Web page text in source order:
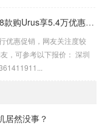
上，买MPV追求的就是威尔Urus 全部在售 2023款 2022款 2021款 2018款购Urus享5.4万优惠 欢迎到店试驾
惠促销，网友关注度较
，可参考以下报价： 深圳
居然没事？